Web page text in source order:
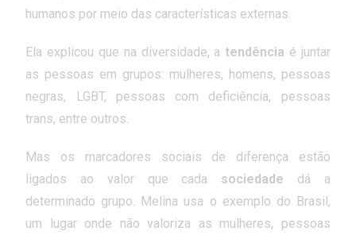
humanos por meio das características externas.
Ela explicou que na diversidade, atendência é juntar
as pessoas em grupos: mulheres, homens, pessoas
negras, LGBT, pessoas com deficiência, pessoas
trans, entre outros.
Mas os marcadores sociais de diferença estão
ligados ao valor que cada sociedade dá a
determinado grupo. Melina usa o exemplo do Brasil,
um lugar onde não valoriza as mulheres, pessoas